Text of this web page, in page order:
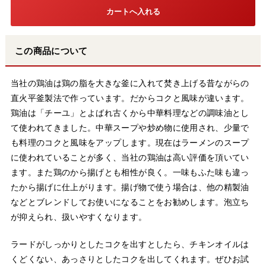
この商品について
当社の鶏油は鶏の脂を大きな釜に入れて焚き上げる昔ながらの
直火平釜製法で作っています。だからコクと風味が違います。
鶏油は「チーユ」とよばれ古くから中華料理などの調味油とし
て使われてきました。中華スープや炒め物に使用され、少量で
も料理のコクと風味をアップします。現在はラーメンのスープ
に使われていることが多く、当社の鶏油は高い評価を頂いてい
ます。また鶏のから揚げとも相性が良く。一味もふた味も違っ
たから揚げに仕上がります。揚げ物で使う場合は、他の精製油
などとブレンドしてお使いになることをお勧めします。泡立ち
が抑えられ、扱いやすくなります。
ラードがしっかりとしたコクを出すとしたら、チキンオイルは
くどくない、あっさりとしたコクを出してくれます。ぜひお試